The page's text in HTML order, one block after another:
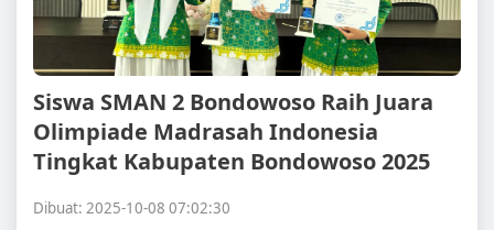
Siswa SMAN 2 Bondowoso Raih Juara
Olimpiade Madrasah Indonesia
Tingkat Kabupaten Bondowoso 2025
Dibuat: 2025-10-08 07:02:30